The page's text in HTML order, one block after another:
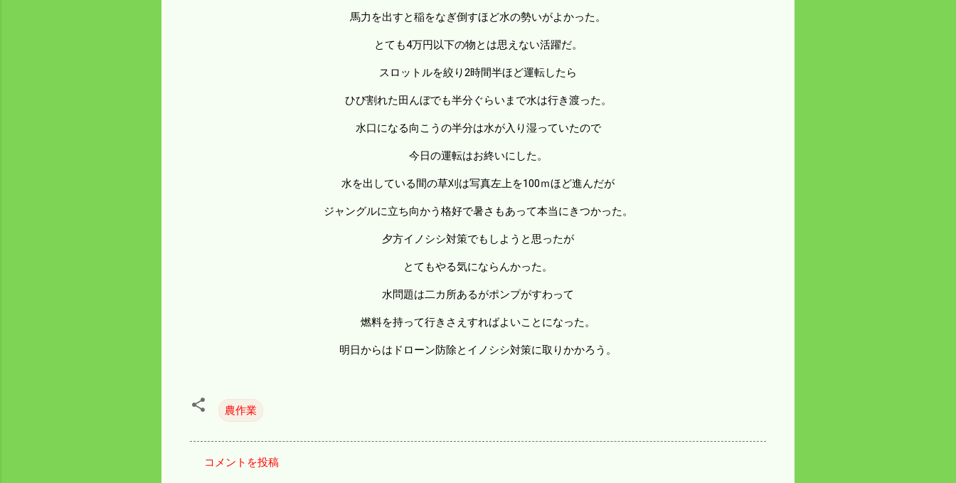
馬力を出すと稲をなぎ倒すほど水の勢いがよかった。
とても4万円以下の物とは思えない活躍だ。
スロットルを絞り2時間半ほど運転したら
ひび割れた田んぼでも半分ぐらいまで水は行き渡った。
水口になる向こうの半分は水が入り湿っていたので
今日の運転はお終いにした。
水を出している間の草刈は写真左上を100ｍほど進んだが
ジャングルに立ち向かう格好で暑さもあって本当にきつかった。
夕方イノシシ対策でもしようと思ったが
とてもやる気にならんかった。
水問題は二カ所あるがポンプがすわって
燃料を持って行きさえすればよいことになった。
明日からはドローン防除とイノシシ対策に取りかかろう。
農作業
コメントを投稿